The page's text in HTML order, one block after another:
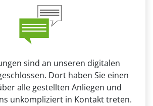
sind an unseren digitalen
Dort haben Sie einen
alle gestellten Anliegen und
unkompliziert in Kontakt treten.